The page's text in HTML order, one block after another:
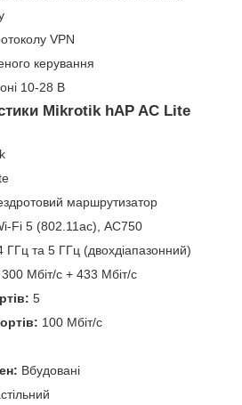
VPN
керування
10-28 В
Mikrotik hAP AC Lite
маршрутизатор
Fi 5 (802.11ac), АС750
ГГц та 5 ГГц (двохдіапазонний)
300 Мбіт/с + 433 Мбіт/с
5
100 Мбіт/с
Вбудовані